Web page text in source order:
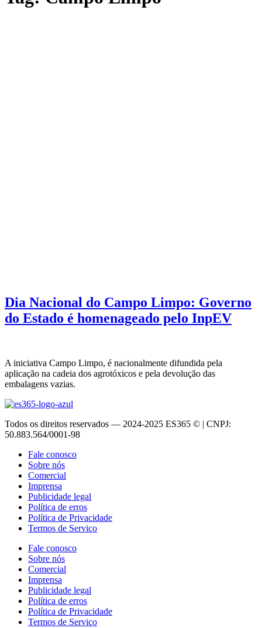
Dia Nacional do Campo Limpo: Governo
do Estado é homenageado pelo InpEV
A iniciativa Campo Limpo, é nacionalmente difundida pela
aplicação na cadeia dos agrotóxicos e pela devolução das
embalagens vazias.
Todos os direitos reservados — 2024-2025 ES365 © | CNPJ:
50.883.564/0001-98
Fale conosco
Sobre nós
Comercial
Imprensa
Publicidade legal
Política de erros
Política de Privacidade
Termos de Serviço
Fale conosco
Sobre nós
Comercial
Imprensa
Publicidade legal
Política de erros
Política de Privacidade
Termos de Serviço